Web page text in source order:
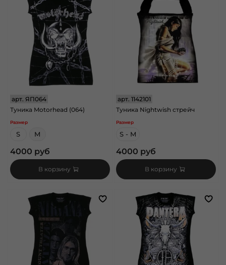
арт. ЯП064
Туника Motorhead (064)
Размер
S M
4000 руб
В корзину
арт.1142101
Туника Nightwish стрейч
Размер
S - M
4000 руб
В корзину